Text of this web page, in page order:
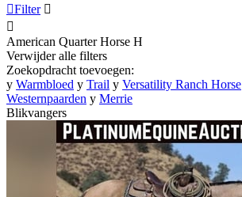
Filter 

American Quarter Horse H
Verwijder alle filters
Zoekopdracht toevoegen:
y Warmbloed y Trail y Versatility Ranch Horse
Westernpaarden y Merrie
Blikvangers